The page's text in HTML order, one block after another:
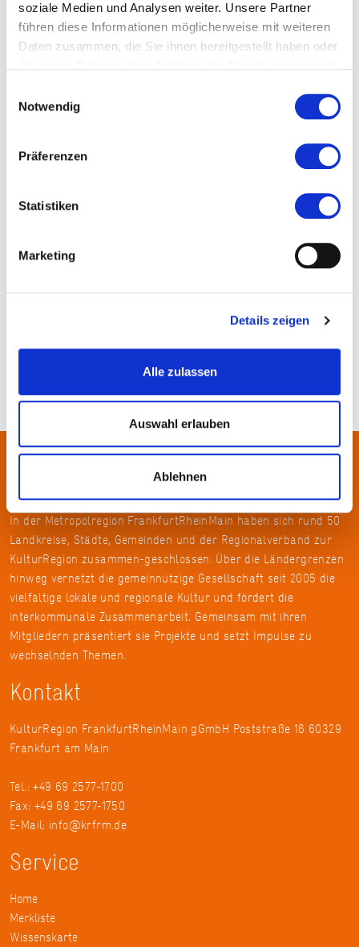
soziale Medien und Analysen weiter. Unsere Partner
führen diese Informationen möglicherweise mit weiteren
Daten zusammen, die Sie ihnen bereitgestellt haben oder
Notwendig
Präferenzen
Statistiken
Marketing
Details zeigen
Alle zulassen
Auswahl erlauben
Ablehnen
Ort und Anfahrt
In der Metropolregion FrankfurtRheinMain haben sich rund 50
Landkreise, Städte, Gemeinden und der Regionalverband zur
KulturRegion zusammen-geschlossen. Über die Ländergrenzen
hinweg vernetzt die gemeinnützige Gesellschaft seit 2005 die
vielfältige lokale und regionale Kultur und fördert die
interkommunale Zusammenarbeit. Gemeinsam mit ihren
Mitgliedern präsentiert sie Projekte und setzt Impulse zu
wechselnden Themen.
Kontakt
KulturRegion FrankfurtRheinMain gGmbH Poststraße 16 60329
Frankfurt am Main
Tel.: +49 69 2577-1700
Fax: +49 69 2577-1750
E-Mail: info@krfrm.de
Service
Home
Merkliste
Wissenskarte